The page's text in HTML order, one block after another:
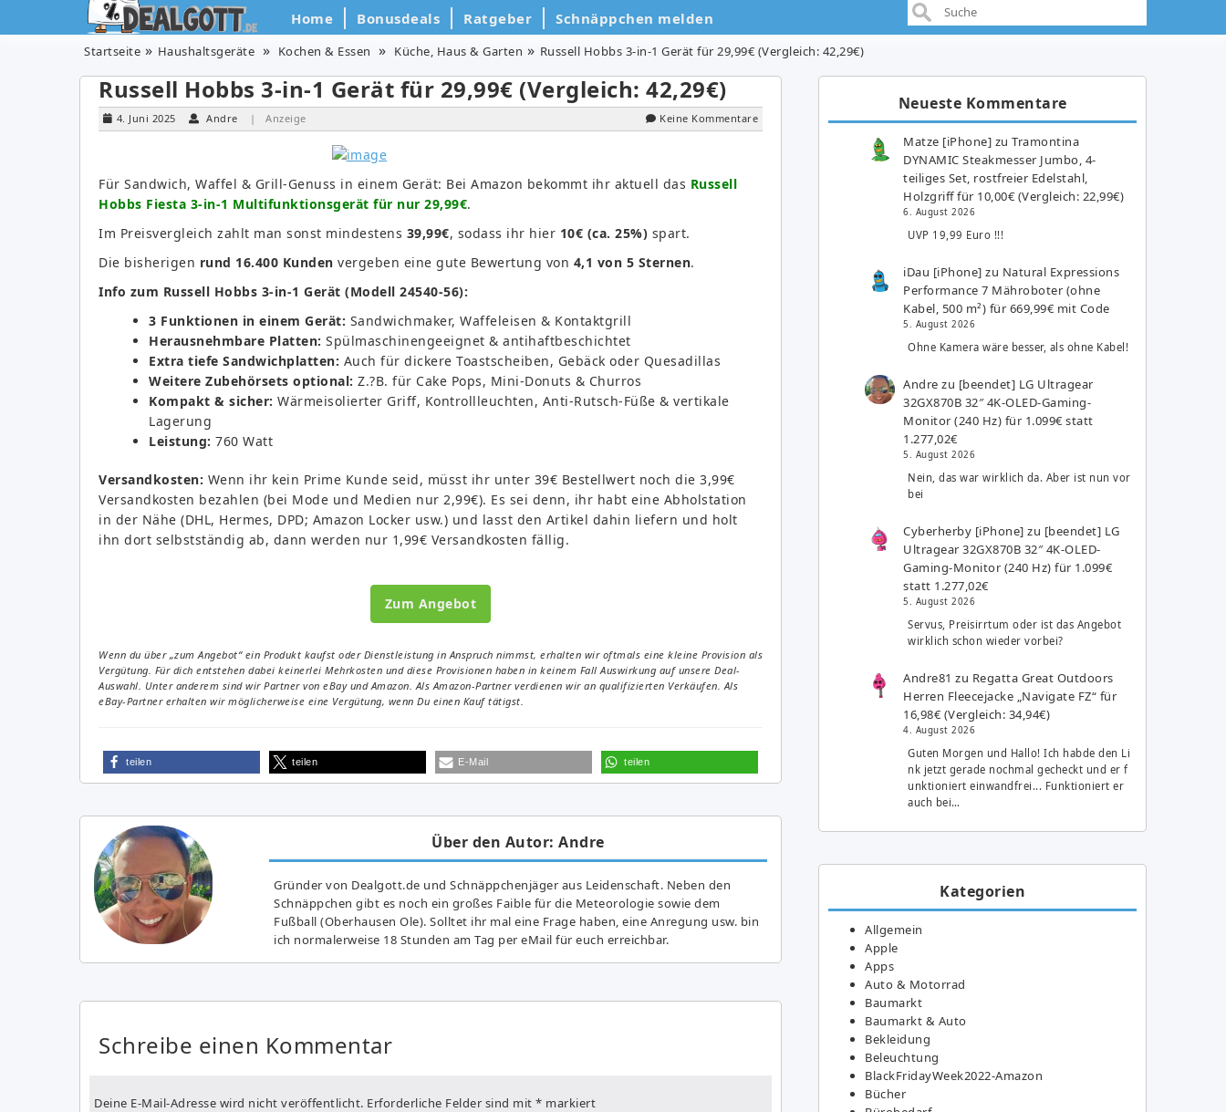
Home Bonusdeals Ratgeber Schnäppchen melden
Startseite Haushaltsgeräte Kochen & Essen Küche, Haus & Garten Russell Hobbs 3-in-1 Gerät für 29,99€ (Vergleich: 42,29€)
Russell Hobbs 3-in-1 Gerät für 29,99€ (Vergleich: 42,29€)
4. Juni 2025 Andre | Anzeige Keine Kommentare
Für Sandwich, Waffel & Grill-Genuss in einem Gerät: Bei Amazon bekommt ihr aktuell das Russell
Hobbs Fiesta 3-in-1 Multifunktionsgerät für nur 29,99€.
Im Preisvergleich zahlt man sonst mindestens 39,99€, sodass ihr hier 10€ (ca. 25%) spart.
Die bisherigen rund 16.400 Kunden vergeben eine gute Bewertung von 4,1 von 5 Sternen.
Info zum Russell Hobbs 3-in-1 Gerät (Modell 24540-56):
3 Funktionen in einem Gerät: Sandwichmaker, Waffeleisen & Kontaktgrill
Herausnehmbare Platten: Spülmaschinengeeignet & antihaftbeschichtet
Extra tiefe Sandwichplatten: Auch für dickere Toastscheiben, Gebäck oder Quesadillas
Weitere Zubehörsets optional: Z.?B. für Cake Pops, Mini-Donuts & Churros
Kompakt & sicher: Wärmeisolierter Griff, Kontrollleuchten, Anti-Rutsch-Füße & vertikale
Lagerung
Leistung: 760 Watt
Versandkosten: Wenn ihr kein Prime Kunde seid, müsst ihr unter 39€ Bestellwert noch die 3,99€
Versandkosten bezahlen (bei Mode und Medien nur 2,99€). Es sei denn, ihr habt eine Abholstation
in der Nähe (DHL, Hermes, DPD; Amazon Locker usw.) und lasst den Artikel dahin liefern und holt
ihn dort selbstständig ab, dann werden nur 1,99€ Versandkosten fällig.
Zum Angebot
Wenn du über „zum Angebot“ ein Produkt kaufst oder Dienstleistung in Anspruch nimmst, erhalten wir oftmals eine kleine Provision als
Vergütung. Für dich entstehen dabei keinerlei Mehrkosten und diese Provisionen haben in keinem Fall Auswirkung auf unsere Deal-
Auswahl. Unter anderem sind wir Partner von eBay und Amazon. Als Amazon-Partner verdienen wir an qualifizierten Verkäufen. Als
eBay-Partner erhalten wir möglicherweise eine Vergütung, wenn Du einen Kauf tätigst.
teilen teilen E-Mail teilen
Über den Autor: Andre
Gründer von Dealgott.de und Schnäppchenjäger aus Leidenschaft. Neben den
Schnäppchen gibt es noch ein großes Fai­ble für die Meteorologie sowie dem
Fußball (Oberhausen Ole). Solltet ihr mal eine Frage haben, eine Anregung usw. bin
ich normalerweise 18 Stunden am Tag per eMail für euch erreichbar.
Schreibe einen Kommentar
Deine E-Mail-Adresse wird nicht veröffentlicht. Erforderliche Felder sind mit * markiert
Neueste Kommentare
Matze [iPhone] zuTramontina
DYNAMIC Steakmesser Jumbo, 4-
teiliges Set, rostfreier Edelstahl,
Holzgriff für 10,00€ (Vergleich: 22,99€)
6. August 2026
UVP 19,99 Euro !!!
iDau [iPhone] zu Natural Expressions
Performance 7 Mähroboter (ohne
Kabel, 500 m²) für 669,99€ mit Code
5. August 2026
Ohne Kamera wäre besser, als ohne Kabel!
Andre zu [beendet] LG Ultragear
32GX870B 32″ 4K-OLED-Gaming-
Monitor (240 Hz) für 1.099€ statt
1.277,02€
5. August 2026
Nein, das war wirklich da. Aber ist nun vor
bei
Cyberherby [iPhone] zu [beendet] LG
Ultragear 32GX870B 32″ 4K-OLED-
Gaming-Monitor (240 Hz) für 1.099€
statt 1.277,02€
5. August 2026
Servus, Preisirrtum oder ist das Angebot
wirklich schon wieder vorbei?
Andre81 zu Regatta Great Outdoors
Herren Fleecejacke „Navigate FZ“ für
16,98€ (Vergleich: 34,94€)
4. August 2026
Guten Morgen und Hallo! Ich habde den Li
nk jetzt gerade nochmal gecheckt und er f
unktioniert einwandfrei... Funktioniert er
auch bei…
Kategorien
Allgemein
Apple
Apps
Auto & Motorrad
Baumarkt
Baumarkt & Auto
Bekleidung
Beleuchtung
BlackFridayWeek2022-Amazon
Bücher